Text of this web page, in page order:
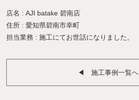
店名 : AJI batake 碧南店
住所 : 愛知県碧南市幸町
担当業務 : 施工にてお世話になりました。
◀︎ 施工事例一覧へ